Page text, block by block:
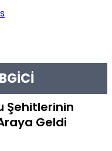
Ayser
Şehitlerinin
Geldi